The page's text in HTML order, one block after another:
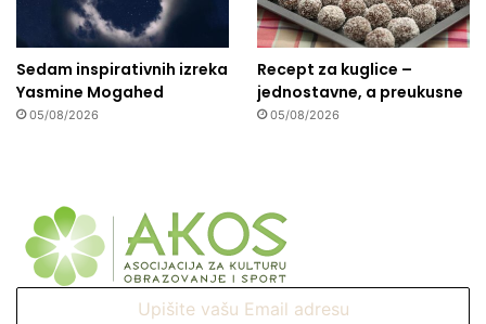
Sedam inspirativnih izreka
Yasmine Mogahed
05/08/2026
Recept za kuglice –
jednostavne, a preukusne
05/08/2026